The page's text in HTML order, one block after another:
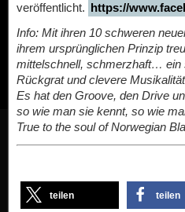
veröffentlicht. https://
Info: Mit ihren 10 schweren
ihrem ursprünglichen Prinzip
mittelschnell, schmerzhaft… ein
Rückgrat und clevere
Es hat den Groove, den Drive
so wie man sie kennt, so wie
True to the soul of Norwegian
teilen teilen